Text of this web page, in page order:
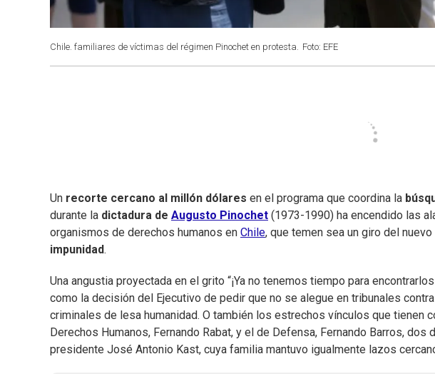
Chile. familiares de víctimas del régimen Pinochet en protesta. Foto: EFE
Un recorte cercano al millón dólares en el programa que coordina la
durante la dictadura de Augusto Pinochet (1973-1990) ha encendido las
organismos de derechos humanos en Chile, que temen sea un giro del
impunidad.
Una angustia proyectada en el grito “¡Ya no tenemos tiempo para
como la decisión del Ejecutivo de pedir que no se alegue en tribunales
criminales de lesa humanidad. O también los estrechos vínculos que
Derechos Humanos, Fernando Rabat, y el de Defensa, Fernando Barros,
presidente José Antonio Kast, cuya familia mantuvo igualmente lazos